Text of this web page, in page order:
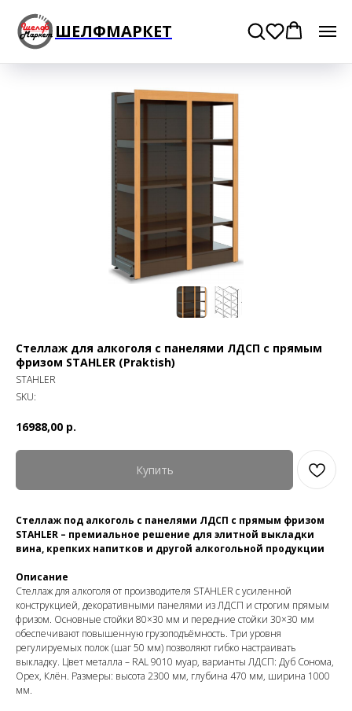
ШЕЛФМАРКЕТ
Стеллаж для алкоголя с панелями ЛДСП с прямым
фризом STAHLER (Praktish)
STAHLER
SKU:
16988,00 р.
Купить
Стеллаж под алкоголь с панелями ЛДСП с прямым фризом
STAHLER – премиальное решение для элитной выкладки
вина, крепких напитков и другой алкогольной продукции
Описание
Стеллаж для алкоголя от производителя STAHLER с усиленной
конструкцией, декоративными панелями из ЛДСП и строгим прямым
фризом. Основные стойки 80×30 мм и передние стойки 30×30 мм
обеспечивают повышенную грузоподъёмность. Три уровня
регулируемых полок (шаг 50 мм) позволяют гибко настраивать
выкладку. Цвет металла – RAL 9010 муар, варианты ЛДСП: Дуб Сонома,
Орех, Клён. Размеры: высота 2300 мм, глубина 470 мм, ширина 1000
мм.